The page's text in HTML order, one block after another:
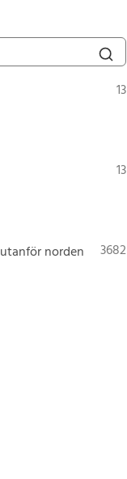
13
13
norden 3682